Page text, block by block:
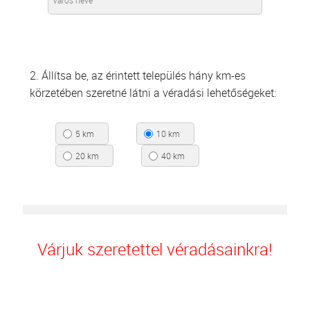
2. Állítsa be, az érintett település hány km-es
körzetében szeretné látni a véradási lehetőségeket:
5 km
10 km
20 km
40 km
Várjuk szeretettel véradásainkra!